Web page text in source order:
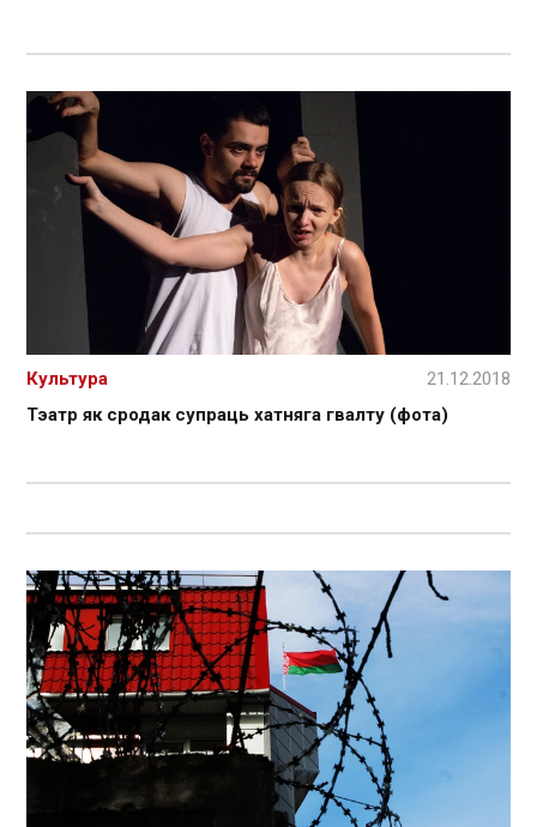
Тэатр як сродак супраць хатняга гвалту (фота)
Культура 21.12.2018